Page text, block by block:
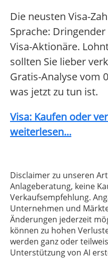
Die neusten Visa-
Sprache:
Visa-Aktionäre.
sollten Sie lieber
Gratis-Analyse vom
was jetzt zu tun ist.
Visa: Kaufen oder
weiterlesen...
Disclaimer zu unseren
Anlageberatung, keine
Verkaufsempfehlung.
Unternehmen und
Änderungen jederzeit
können zu hohen
werden ganz oder
Unterstützung von AI